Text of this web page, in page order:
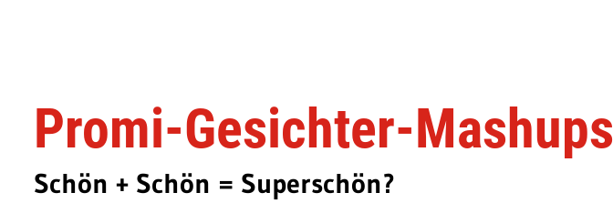
Promi-Gesichter-Mashups
Schön + Schön = Superschön?